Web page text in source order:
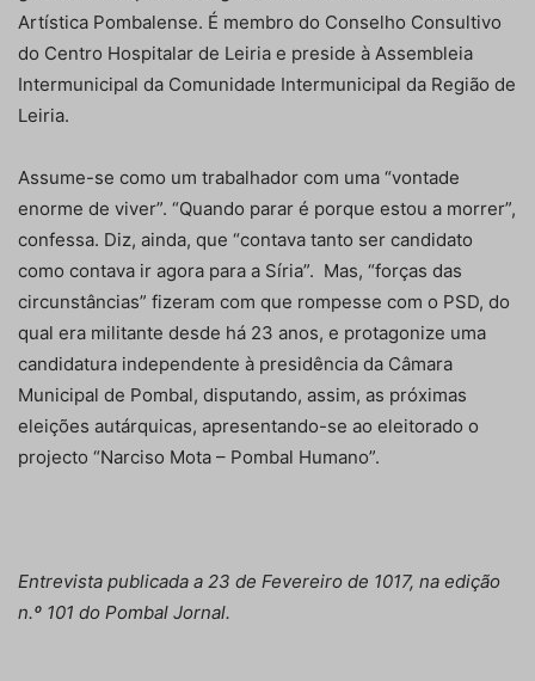
Artística Pombalense. É membro do Conselho Consultivo
do Centro Hospitalar de Leiria e preside à Assembleia
Intermunicipal da Comunidade Intermunicipal da Região de
Leiria.
Assume-se como um trabalhador com uma “vontade
enorme de viver”. “Quando parar é porque estou a morrer”,
confessa. Diz, ainda, que “contava tanto ser candidato
como contava ir agora para a Síria”. Mas, “forças das
circunstâncias” fizeram com que rompesse com o PSD, do
qual era militante desde há 23 anos, e protagonize uma
candidatura independente à presidência da Câmara
Municipal de Pombal, disputando, assim, as próximas
eleições autárquicas, apresentando-se ao eleitorado o
projecto “Narciso Mota – Pombal Humano”.
Entrevista publicada a 23 de Fevereiro de 1017, na edição
n.º 101 do Pombal Jornal.